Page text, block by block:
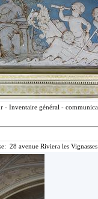
- Inventaire général -
28 avenue Riviera les